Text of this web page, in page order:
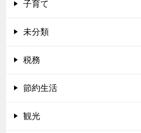
子育て
未分類
税務
節約生活
観光